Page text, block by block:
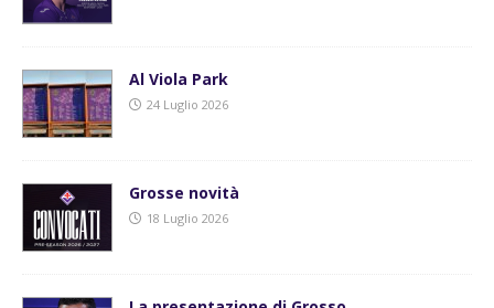
Al Viola Park
24 Luglio 2026
Grosse novità
18 Luglio 2026